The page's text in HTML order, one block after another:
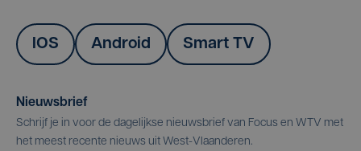
IOS Android Smart TV
Nieuwsbrief
Schrijf je in voor de dagelijkse nieuwsbrief van Focus en WTV met
het meest recente nieuws uit West-Vlaanderen.